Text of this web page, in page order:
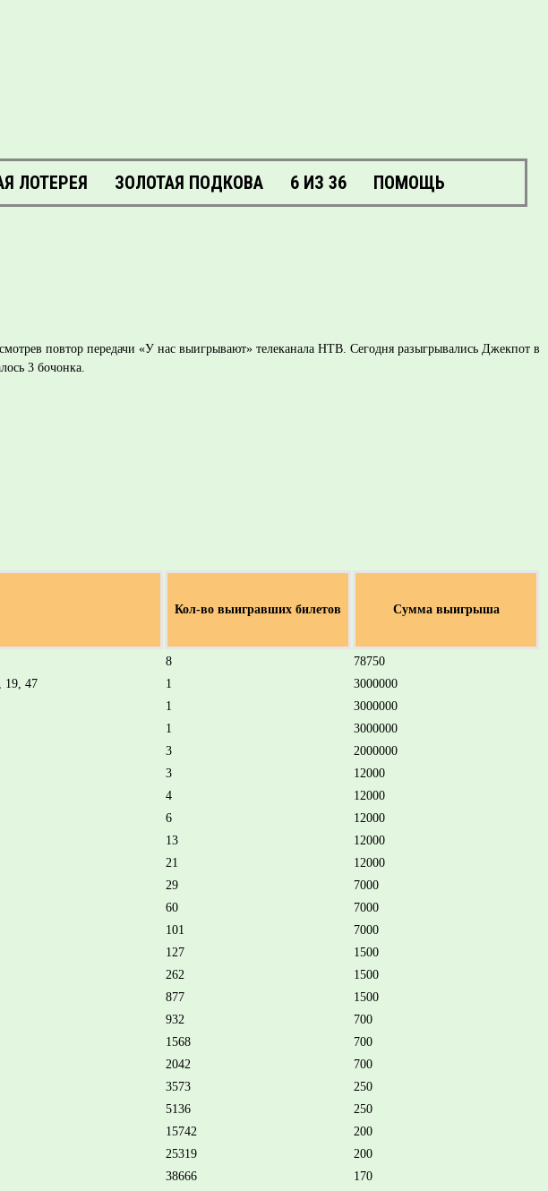
ЛОТЕРЕЯ ЗОЛОТАЯ ПОДКОВА 6 ИЗ 36 ПОМОЩЬ
повтор передачи «У нас выигрывают» телеканала НТВ. Сегодня разыгрывались Джекпот в
3 бочонка.
Кол-во выигравших билетов Сумма выигрыша
8
78750
19, 47 1
3000000
1
3000000
1
3000000
3
2000000
3
12000
4
12000
6
12000
13
12000
21
12000
29
7000
60
7000
101
7000
127
1500
262
1500
877
1500
932
700
1568
700
2042
700
3573
250
5136
250
15742
200
25319
200
38666
170